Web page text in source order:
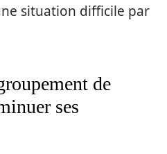
situation difficile par
de
ses